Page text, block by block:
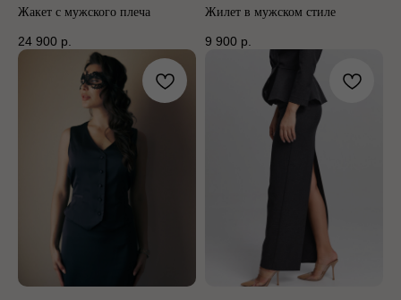
Жакет с мужского плеча
24 900 р.
Жилет в мужском стиле
9 900 р.